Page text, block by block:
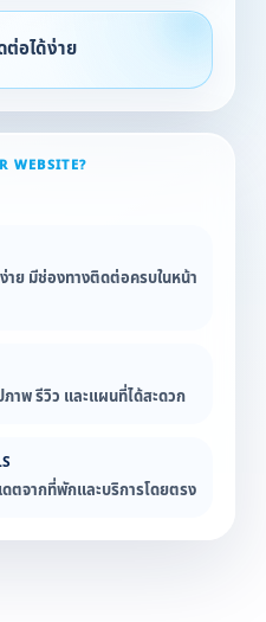
อได้ง่าย
WEBSITE?
ย มีช่องทางติดต่อครบในหน้า
าพ รีวิว และแผนที่ได้สะดวก
ดตจากที่พักและบริการโดยตรง